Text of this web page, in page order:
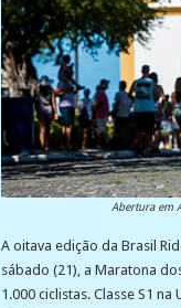
Abertura em
A oitava edição da Brasil
sábado (21), a Maratona
1.000 ciclistas. Classe S1